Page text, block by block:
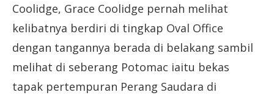
Coolidge, Grace Coolidge pernah melihat
kelibatnya berdiri di tingkap Oval Office
dengan tangannya berada di belakang sambil
melihat di seberang Potomac iaitu bekas
tapak pertempuran Perang Saudara di